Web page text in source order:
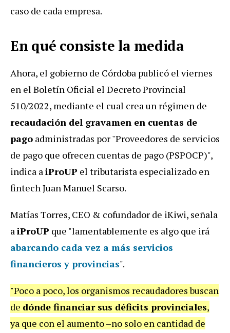
caso de cada empresa.
En qué consiste la medida
Ahora, el gobierno de Córdoba publicó el viernes
en el Boletín Oficial el Decreto Provincial
510/2022, mediante el cual crea un régimen de
recaudación del gravamen en cuentas de
pago administradas por "Proveedores de servicios
de pago que ofrecen cuentas de pago (PSPOCP)",
indica aiProUP el tributarista especializado en
fintech Juan Manuel Scarso.
Matías Torres, CEO & cofundador de iKiwi, señala
aiProUP que "lamentablemente es algo que irá
abarcando cada vez a más servicios
financieros y provincias".
"Poco a poco, los organismos recaudadores buscan
de dónde financiar sus déficits provinciales,
ya que con el aumento –no solo en cantidad de